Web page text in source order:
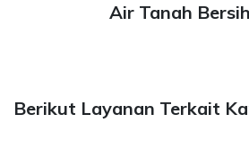
Air Tanah
Berikut Layanan Terkait